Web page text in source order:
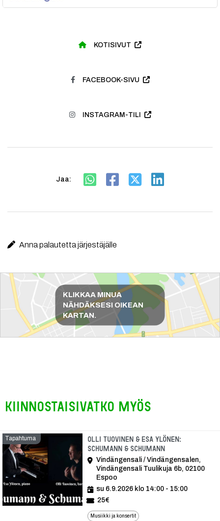
KOTISIVUT
FACEBOOK-SIVU
INSTAGRAM-TILI
Jaa:
Anna palautetta järjestäjälle
Reittiohjeet
KLIKKAA MINUA
NÄHDÄKSESI OIKEAN
KARTAN.
Kiinnostaisivatko myös
Tapahtuma
Olli Tuovinen & Esa Ylönen:
Schumann & Schumann
Vindängensali / Vindängensalen,
Vindängensali Tuulikuja 6b, 02100
Espoo
su 6.9.2026 klo 14:00 - 15:00
25€
Musiikki ja konsertit